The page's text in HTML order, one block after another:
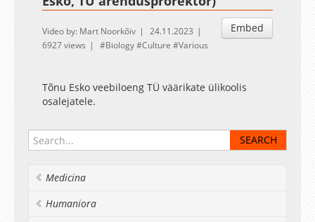
Embed
Video by: Mart Noorkõiv
24.11.2023
6927 views
Biology Culture Various
Tõnu Esko veebiloeng TÜ väärikate ülikoolis
osalejatele.
Medicina
Humaniora